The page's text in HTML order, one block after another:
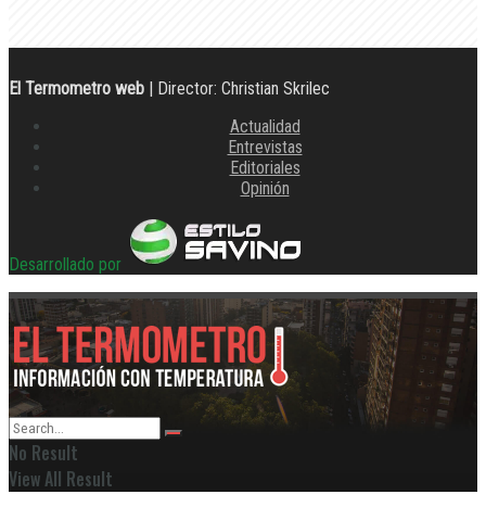
El Termometro web | Director: Christian Skrilec
Actualidad
Entrevistas
Editoriales
Opinión
Desarrollado por
No Result
View All Result